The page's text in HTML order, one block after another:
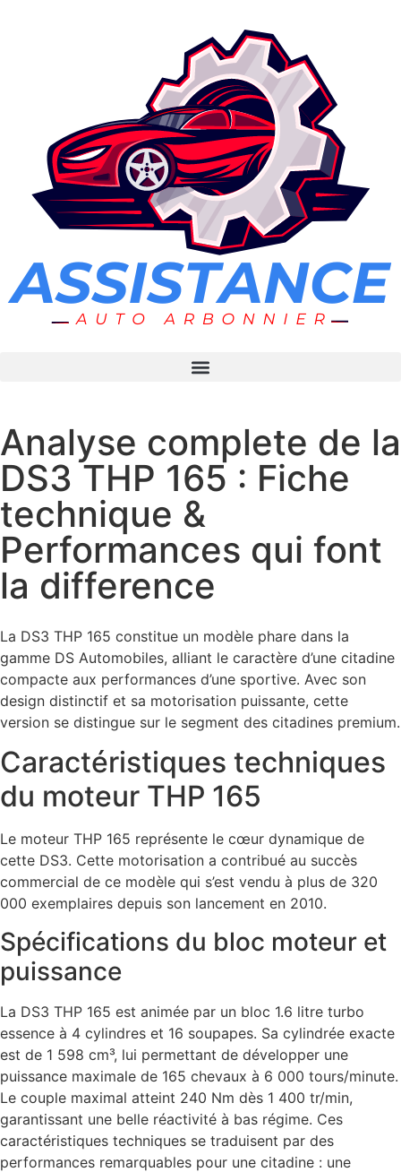
Analyse complete de la
DS3 THP 165 : Fiche
technique &
Performances qui font
la difference
La DS3 THP 165 constitue un modèle phare dans la
gamme DS Automobiles, alliant le caractère d’une citadine
compacte aux performances d’une sportive. Avec son
design distinctif et sa motorisation puissante, cette
version se distingue sur le segment des citadines premium.
Caractéristiques techniques
du moteur THP 165
Le moteur THP 165 représente le cœur dynamique de
cette DS3. Cette motorisation a contribué au succès
commercial de ce modèle qui s’est vendu à plus de 320
000 exemplaires depuis son lancement en 2010.
Spécifications du bloc moteur et
puissance
La DS3 THP 165 est animée par un bloc 1.6 litre turbo
essence à 4 cylindres et 16 soupapes. Sa cylindrée exacte
est de 1 598 cm³, lui permettant de développer une
puissance maximale de 165 chevaux à 6 000 tours/minute.
Le couple maximal atteint 240 Nm dès 1 400 tr/min,
garantissant une belle réactivité à bas régime. Ces
caractéristiques techniques se traduisent par des
performances remarquables pour une citadine : une